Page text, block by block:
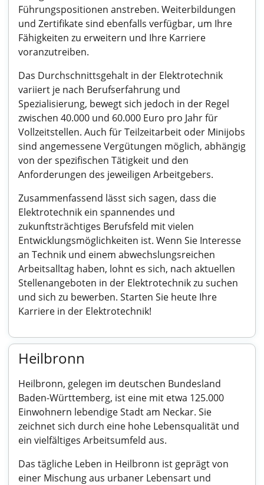
Führungspositionen anstreben. Weiterbildungen
und Zertifikate sind ebenfalls verfügbar, um Ihre
Fähigkeiten zu erweitern und Ihre Karriere
voranzutreiben.
Das Durchschnittsgehalt in der Elektrotechnik
variiert je nach Berufserfahrung und
Spezialisierung, bewegt sich jedoch in der Regel
zwischen 40.000 und 60.000 Euro pro Jahr für
Vollzeitstellen. Auch für Teilzeitarbeit oder Minijobs
sind angemessene Vergütungen möglich, abhängig
von der spezifischen Tätigkeit und den
Anforderungen des jeweiligen Arbeitgebers.
Zusammenfassend lässt sich sagen, dass die
Elektrotechnik ein spannendes und
zukunftsträchtiges Berufsfeld mit vielen
Entwicklungsmöglichkeiten ist. Wenn Sie Interesse
an Technik und einem abwechslungsreichen
Arbeitsalltag haben, lohnt es sich, nach aktuellen
Stellenangeboten in der Elektrotechnik zu suchen
und sich zu bewerben. Starten Sie heute Ihre
Karriere in der Elektrotechnik!
Heilbronn
Heilbronn, gelegen im deutschen Bundesland
Baden-Württemberg, ist eine mit etwa 125.000
Einwohnern lebendige Stadt am Neckar. Sie
zeichnet sich durch eine hohe Lebensqualität und
ein vielfältiges Arbeitsumfeld aus.
Das tägliche Leben in Heilbronn ist geprägt von
einer Mischung aus urbaner Lebensart und